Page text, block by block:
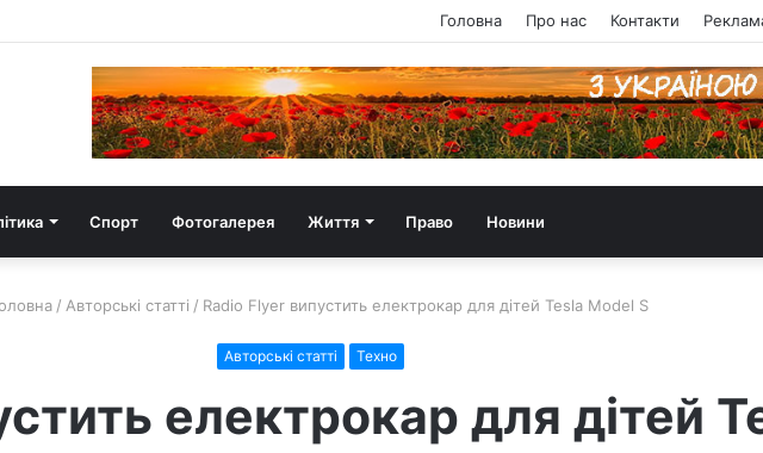
Головна Про нас Контакти
Спорт Фотогалерея Життя Право Новини
/ Авторські статті / Radio Flyer випустить електрокар для дітей Tesla Model S
Авторські статті Техно
електрокар для дітей